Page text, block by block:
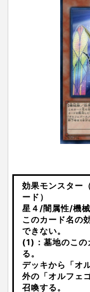
効果モンスター
ード）
星４/闇属性/機
このカード名の
できない。
(1)：墓地のこの
る。
デッキから「オ
外の「オルフェ
召喚する。